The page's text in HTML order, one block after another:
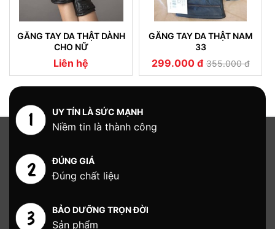
GĂNG TAY DA THẬT DÀNH
CHO NỮ
Liên hệ
GĂNG TAY DA THẬT NAM
33
299.000 đ 355.000 đ
UY TÍN LÀ SỨC MẠNH
Niềm tin là thành công
ĐÚNG GIÁ
Đúng chất liệu
BẢO DƯỠNG TRỌN ĐỜI
Sản phẩm